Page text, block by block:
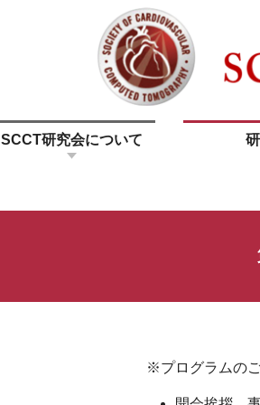
SCCT研究会について
※プログラムの